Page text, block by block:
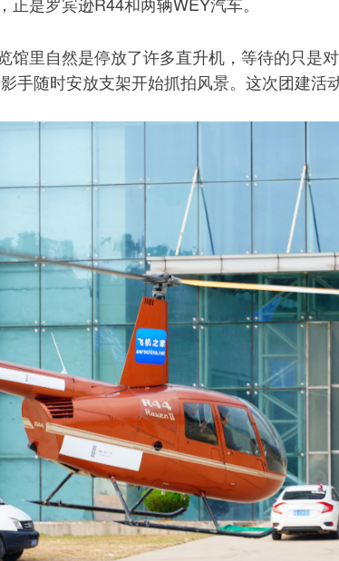
馆里自然是停放了许多直升机，等待的只是
手随时安放支架开始抓拍风景。这次团建活